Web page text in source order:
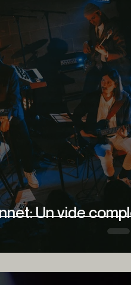
Divers
Chronique Cinéma
Un vide